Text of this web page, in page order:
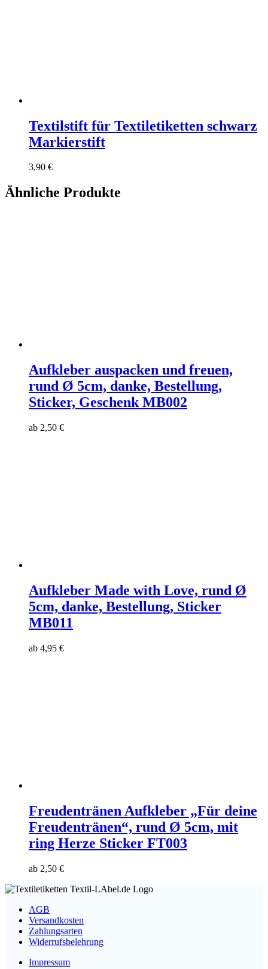
Textilstift für Textiletiketten schwarz
Markierstift
3,90 €
Ähnliche Produkte
Aufkleber auspacken und freuen,
rund Ø 5cm, danke, Bestellung,
Sticker, Geschenk MB002
ab 2,50 €
Aufkleber Made with Love, rund Ø
5cm, danke, Bestellung, Sticker
MB011
ab 4,95 €
Freudentränen Aufkleber „Für deine
Freudentränen“, rund Ø 5cm, mit
ring Herze Sticker FT003
ab 2,50 €
AGB
Versandkosten
Zahlungsarten
Widerrufsbelehrung
Impressum